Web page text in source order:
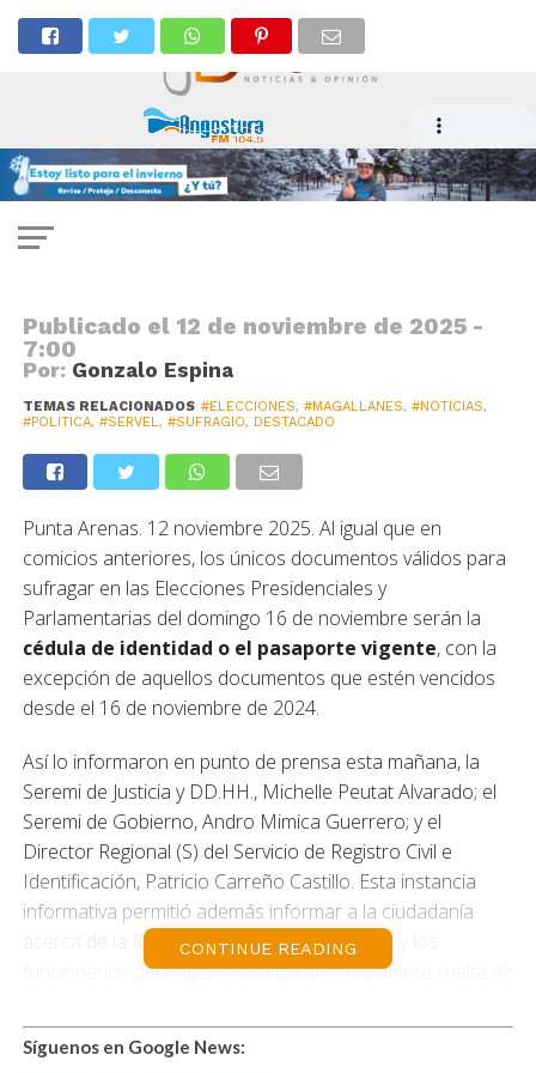
ELECCIONES
Sólo dos documentos son válidos
para sufragar este domingo
Publicado el 12 de noviembre de 2025 -
7:00
Por: Gonzalo Espina
TEMAS RELACIONADOS #ELECCIONES, #MAGALLANES, #NOTICIAS,
#POLITICA, #SERVEL, #SUFRAGIO, DESTACADO
Punta Arenas. 12 noviembre 2025. Al igual que en
comicios anteriores, los únicos documentos válidos para
sufragar en las Elecciones Presidenciales y
Parlamentarias del domingo 16 de noviembre serán la
cédula de identidad o el pasaporte vigente, con la
excepción de aquellos documentos que estén vencidos
desde el 16 de noviembre de 2024.
Así lo informaron en punto de prensa esta mañana, la
Seremi de Justicia y DD.HH., Michelle Peutat Alvarado; el
Seremi de Gobierno, Andro Mimica Guerrero; y el
Director Regional (S) del Servicio de Registro Civil e
Identificación, Patricio Carreño Castillo. Esta instancia
informativa permitió además informar a la ciudadanía
acerca de la función que desempeñarán las y los
funcionarios del Registro Civil durante la primera vuelta de
Identificación.
CONTINUE READING
Síguenos en Google News: